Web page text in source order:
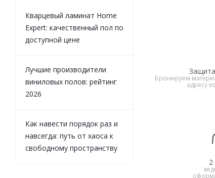
Бронируем
адресу
Кварцевый ламинат Home
Expert: качественный пол по
доступной цене
Лучшие производители
виниловых полов: рейтинг
2026
Как навести порядок раз и
навсегда: путь от хаоса к
свободному пространству